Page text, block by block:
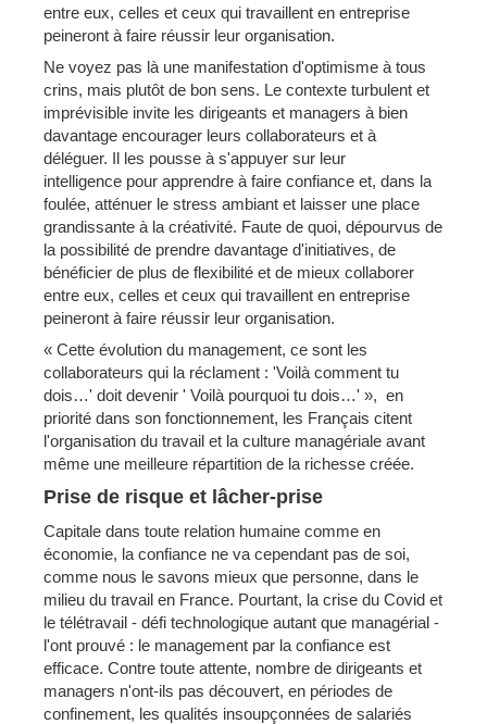
entre eux, celles et ceux qui travaillent en entreprise
peineront à faire réussir leur organisation.
Ne voyez pas là une manifestation d'optimisme à tous
crins, mais plutôt de bon sens. Le contexte turbulent et
imprévisible invite les dirigeants et managers à bien
davantage encourager leurs collaborateurs et à
déléguer. Il les pousse à s'appuyer sur leur
intelligence pour apprendre à faire confiance et, dans la
foulée, atténuer le stress ambiant et laisser une place
grandissante à la créativité. Faute de quoi, dépourvus de
la possibilité de prendre davantage d'initiatives, de
bénéficier de plus de flexibilité et de mieux collaborer
entre eux, celles et ceux qui travaillent en entreprise
peineront à faire réussir leur organisation.
« Cette évolution du management, ce sont les
collaborateurs qui la réclament : 'Voilà comment tu
dois…' doit devenir ' Voilà pourquoi tu dois…' », en
priorité dans son fonctionnement, les Français citent
l'organisation du travail et la culture managériale avant
même une meilleure répartition de la richesse créée.
Prise de risque et lâcher-prise
Capitale dans toute relation humaine comme en
économie, la confiance ne va cependant pas de soi,
comme nous le savons mieux que personne, dans le
milieu du travail en France. Pourtant, la crise du Covid et
le télétravail - défi technologique autant que managérial -
l'ont prouvé : le management par la confiance est
efficace. Contre toute attente, nombre de dirigeants et
managers n'ont-ils pas découvert, en périodes de
confinement, les qualités insoupçonnées de salariés